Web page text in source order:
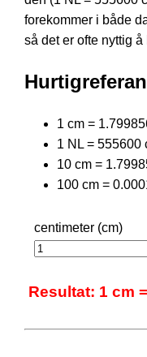
forekommer i både
så det er ofte nyttig
1 cm =
1 NL = 555600
10 cm =
100 cm =
centimeter (cm)
Resultat: 1 cm